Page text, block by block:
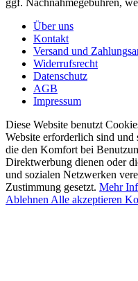
Über uns
Kontakt
Versand und
Widerrufsrecht
Datenschutz
AGB
Impressum
Diese Website benutzt
Website erforderlich sind und
die den Komfort bei
Direktwerbung dienen oder
und sozialen Netzwerken
Zustimmung gesetzt. Mehr
Ablehnen Alle akzeptieren